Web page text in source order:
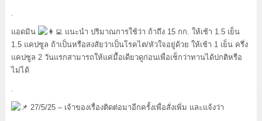
.
แอดมิน
แนะนำ ปริมาณการใช้ว่า ถ้าถึง 15 กก. ให้เช้า 1.5 เย็น
1.5 แคปซูล ถ้าเป็นหรือสงสัยว่าเป็นโรคไต/หัวใจอยู่ด้วย ให้เช้า 1 เย็น ครึ่ง
แคปซูล 2 วันแรกสามารถให้แค่มื้อเดียวดูก่อนเพื่อเช็กว่าทานได้ปกติหรือ
ไม่ได้
.
27/5/25 – เจ้าของเรื่องติดต่อมาอีกครั้งเพื่อสั่งเพิ่ม และแจ้งว่า